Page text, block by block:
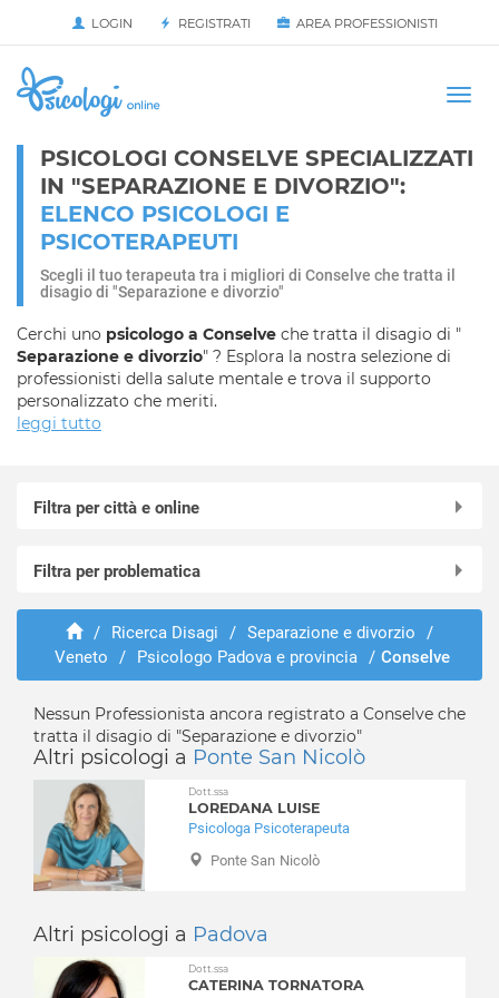
Avvia
LOGIN REGISTRATI AREA PROFESSIONISTI
PSICOLOGI CONSELVE SPECIALIZZATI
IN "SEPARAZIONE E DIVORZIO":
ELENCO PSICOLOGI E
PSICOTERAPEUTI
Scegli il tuo terapeuta tra i migliori di Conselve che tratta il
disagio di "Separazione e divorzio"
Cerchi uno psicologo a Conselve che tratta il disagio di "
Separazione e divorzio" ? Esplora la nostra selezione di
professionisti della salute mentale e trova il supporto
personalizzato che meriti.
leggi tutto
Filtra per città e online
Abano Terme
Albignasego
Anguillara Veneta
Arquà Petrarca
Arre
Arzergrande
Bagnoli di Sopra
Baone
Barbona
Battaglia Terme
Boara Pisani
Bovolenta
Brugine
Cadoneghe
Filtra per problematica
Abusi e violenze
ADHD
Adozione e affido
Alcolismo
Anoressia
Attacchi di panico
Autismo
Balbuzie
Binge eating
Bulimia
Depressione
/ Ricerca Disagi / Separazione e divorzio
/
Veneto
/ Psicologo Padova e provincia / Conselve
Nessun Professionista ancora registrato a Conselve che
tratta il disagio di "Separazione e divorzio"
Altri psicologi a Ponte San Nicolò
Dott.ssa
LOREDANA LUISE
Psicologa Psicoterapeuta
Ponte San Nicolò
Altri psicologi a Padova
Dott.ssa
CATERINA TORNATORA